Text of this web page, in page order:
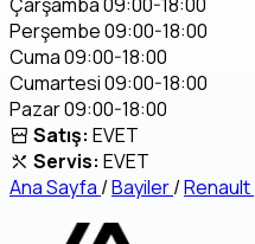
Çarşamba 09:00-18:00
Perşembe 09:00-18:00
Cuma 09:00-18:00
Cumartesi 09:00-18:00
Pazar 09:00-18:00
Satış: EVET
Servis: EVET
Ana Sayfa /Bayiler/Renault